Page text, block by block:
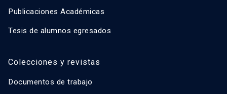
Publicaciones Académicas
Tesis de alumnos egresados
Colecciones y revistas
Documentos de trabajo